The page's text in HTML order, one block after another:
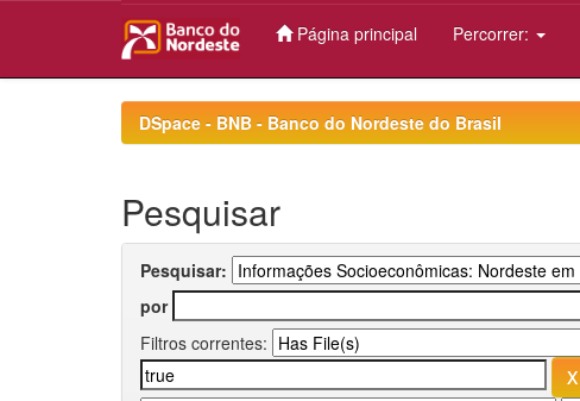
Página principal Percorrer:
DSpace - BNB - Banco do Nordeste do Brasil
Pesquisar
Pesquisar:
por
Filtros correntes: